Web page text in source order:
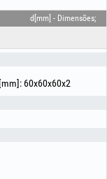
: Comprimento1 x
d[mm] - Dimensões;
60x60x60x2